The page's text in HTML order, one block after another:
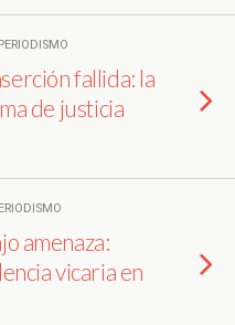
fallida: la
de justicia
amenaza:
vicaria en